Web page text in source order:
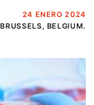
24 ENERO 2024
BRUSSELS, BELGIUM.